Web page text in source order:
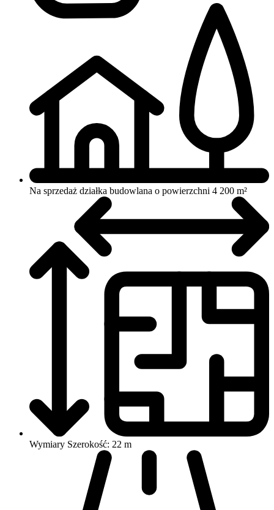
Na sprzedaż działka budowlana o powierzchni 4 200 m²
Wymiary Szerokość: 22 m